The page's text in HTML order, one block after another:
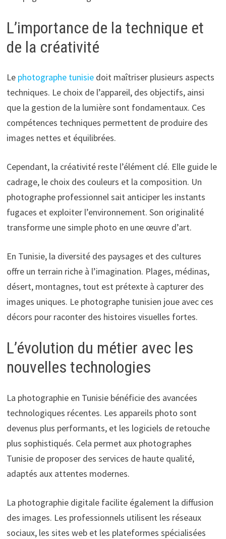
L’importance de la technique et
de la créativité
Le photographe tunisiedoit maîtriser plusieurs aspects
techniques. Le choix de l’appareil, des objectifs, ainsi
que la gestion de la lumière sont fondamentaux. Ces
compétences techniques permettent de produire des
images nettes et équilibrées.
Cependant, la créativité reste l’élément clé. Elle guide le
cadrage, le choix des couleurs et la composition. Un
photographe professionnel sait anticiper les instants
fugaces et exploiter l’environnement. Son originalité
transforme une simple photo en une œuvre d’art.
En Tunisie, la diversité des paysages et des cultures
offre un terrain riche à l’imagination. Plages, médinas,
désert, montagnes, tout est prétexte à capturer des
images uniques. Le photographe tunisien joue avec ces
décors pour raconter des histoires visuelles fortes.
L’évolution du métier avec les
nouvelles technologies
La photographie en Tunisie bénéficie des avancées
technologiques récentes. Les appareils photo sont
devenus plus performants, et les logiciels de retouche
plus sophistiqués. Cela permet aux photographes
Tunisie de proposer des services de haute qualité,
adaptés aux attentes modernes.
La photographie digitale facilite également la diffusion
des images. Les professionnels utilisent les réseaux
sociaux, les sites web et les plateformes spécialisées